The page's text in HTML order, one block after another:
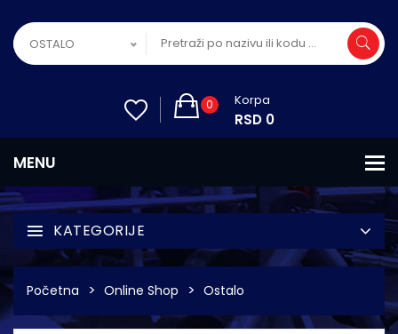
OSTALO
0 Korpa
RSD 0
KATEGORIJE
Početna Online Shop Ostalo